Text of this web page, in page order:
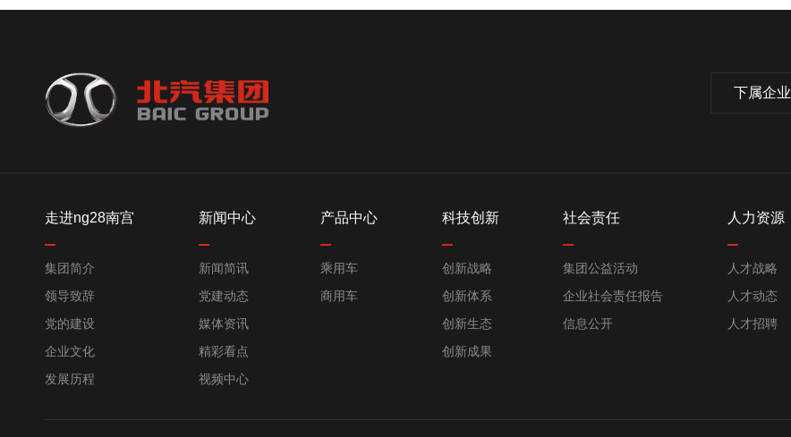
下属企业
走进ng28南宫
集团简介
领导致辞
党的建设
企业文化
发展历程
新闻中心
新闻简讯
党建动态
媒体资讯
精彩看点
视频中心
产品中心
乘用车
商用车
科技创新
创新战略
创新体系
创新生态
创新成果
社会责任
集团公益活动
企业社会责任报告
信息公开
人力资源
人才战略
人才动态
人才招聘